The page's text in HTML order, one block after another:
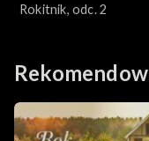
Rokitnik, odc. 2